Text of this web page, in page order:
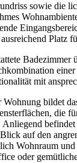
sowie die
Platz
Badezimmer
mit
bildet
die
Anliegend
auf den
Wohnraum
oder